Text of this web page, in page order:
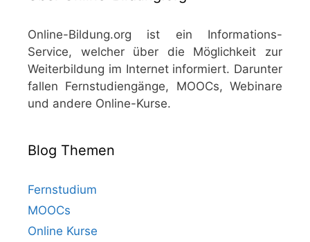
Online-Bildung.org ist ein Informations-
Service, welcher über die Möglichkeit zur
Weiterbildung im Internet informiert. Darunter
fallen Fernstudiengänge, MOOCs, Webinare
und andere Online-Kurse.
Blog Themen
Fernstudium
MOOCs
Online Kurse